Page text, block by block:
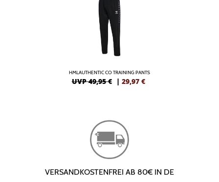
HMLAUTHENTIC CO TRAINING PANTS
UVP 49,95 € | 29,97 €
VERSANDKOSTENFREI AB 80€ IN DE